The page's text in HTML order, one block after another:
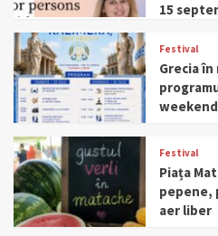
15
Festival
Grecia
weekend
Festival
Piața
pepene,
aer liber